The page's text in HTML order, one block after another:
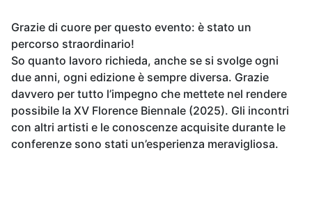
Grazie di cuore per questo evento: è stato un
percorso straordinario!
So quanto lavoro richieda, anche se si svolge ogni
due anni, ogni edizione è sempre diversa. Grazie
davvero per tutto l’impegno che mettete nel rendere
possibile la XV Florence Biennale (2025). Gli incontri
con altri artisti e le conoscenze acquisite durante le
conferenze sono stati un’esperienza meravigliosa.